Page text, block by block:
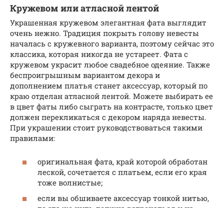
Кружевом или атласной лентой
Украшенная кружевом элегантная фата выглядит
очень нежно. Традиция покрыть голову невесты
началась с кружевного варианта, поэтому сейчас это
классика, которая никогда не устареет. Фата с
кружевом украсит любое свадебное одеяние. Также
беспроигрышным вариантом декора и
дополнением платья станет аксессуар, который по
краю отделан атласной лентой. Можете выбирать ее
в цвет фаты либо сыграть на контрасте, только цвет
должен перекликаться с декором наряда невесты.
При украшении стоит руководствоваться такими
правилами:
оригинальная фата, край которой обработан
леской, сочетается с платьем, если его края
тоже волнистые;
если вы обшиваете аксессуар тонкой нитью,